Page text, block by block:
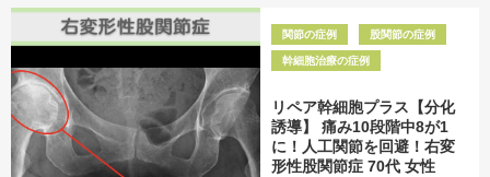
関節の症例 股関節の症例
幹細胞治療の症例
リペア幹細胞プラス【分化
誘導】 痛み10段階中8が1
に！人工関節を回避！右変
形性股関節症 70代 女性